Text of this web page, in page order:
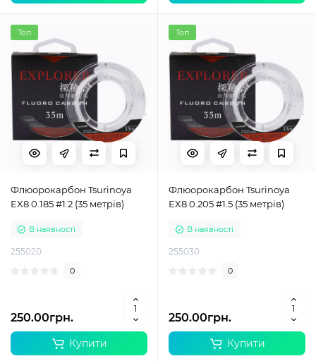
Топ
Флюорокарбон Tsurinoya
EX8 0.185 #1.2 (35 метрів)
В наявності
255020
0
250.00грн.
Купити
Топ
Флюорокарбон Tsurinoya
EX8 0.205 #1.5 (35 метрів)
В наявності
255030
0
250.00грн.
Купити